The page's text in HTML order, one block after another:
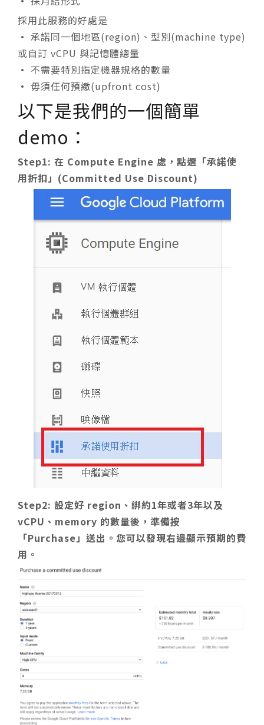
採用此服務的好處是
• 承諾同一個地區(region)、型別(machine type)
或自訂 vCPU 與記憶體總量
• 不需要特別指定機器規格的數量
• 毋須任何預繳(upfront cost)
以下是我們的一個簡單
demo：
Step1: 在 Compute Engine 處，點選「承諾使
用折扣」(Committed Use Discount)
Step2: 設定好 region、綁約1年或者3年以及
vCPU、memory 的數量後，準備按
「Purchase」送出。您可以發現右邊顯示預期的費
用。